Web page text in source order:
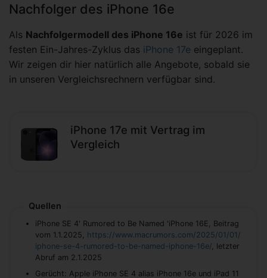
Nachfolger des iPhone 16e
Als Nachfolgermodell des iPhone 16e ist für 2026 im
festen Ein-Jahres-Zyklus das iPhone 17e eingeplant.
Wir zeigen dir hier natürlich alle Angebote, sobald sie
in unseren Vergleichsrechnern verfügbar sind.
iPhone 17e mit Vertrag im
Vergleich
Quellen
iPhone SE 4' Rumored to Be Named 'iPhone 16E, Beitrag
vom 1.1.2025, https://www.macrumors.com/2025/01/01/
iphone-se-4-rumored-to-be-named-iphone-16e/ , letzter
Abruf am 2.1.2025
Gerücht: Apple iPhone SE 4 alias iPhone 16e und iPad 11